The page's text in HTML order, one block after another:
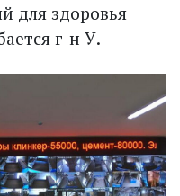
для здоровья
г-н У.